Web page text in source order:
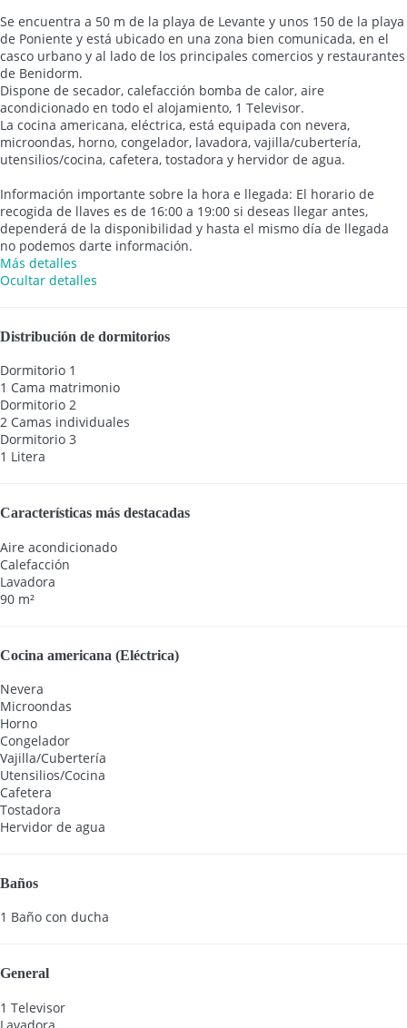
Se encuentra a 50 m de la playa de Levante y unos 150 de la playa
de Poniente y está ubicado en una zona bien comunicada, en el
casco urbano y al lado de los principales comercios y restaurantes
de Benidorm.
Dispone de secador, calefacción bomba de calor, aire
acondicionado en todo el alojamiento, 1 Televisor.
La cocina americana, eléctrica, está equipada con nevera,
microondas, horno, congelador, lavadora, vajilla/cubertería,
utensilios/cocina, cafetera, tostadora y hervidor de agua.
Información importante sobre la hora e llegada: El horario de
recogida de llaves es de 16:00 a 19:00 si deseas llegar antes,
dependerá de la disponibilidad y hasta el mismo día de llegada
no podemos darte información.
Más detalles
Ocultar detalles
Distribución de dormitorios
Dormitorio 1
1 Cama matrimonio
Dormitorio 2
2 Camas individuales
Dormitorio 3
1 Litera
Características más destacadas
Aire acondicionado
Calefacción
Lavadora
90 m²
Cocina americana (Eléctrica)
Nevera
Microondas
Horno
Congelador
Vajilla/Cubertería
Utensilios/Cocina
Cafetera
Tostadora
Hervidor de agua
Baños
1 Baño con ducha
General
1 Televisor